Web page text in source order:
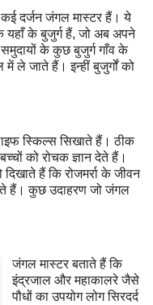
कई दर्जन जंगल मास्टर हैं। ये
यहाँ के बुजुर्ग हैं, जो अब अपने
के कुछ बुजुर्ग गाँव के
में ले जाते हैं। इन्‍हीं बुजुर्गों को
स्किल्स सिखाते हैं। ठीक
को रोचक ज्ञान देते हैं।
हैं कि रोजमर्रा के जीवन
हैं। कुछ उदाहरण जो जंगल
जंगल मास्टर बताते हैं कि
इंद्रजाल और महाकालरे जैसे
पौधों का उपयोग लोग सिरदर्द